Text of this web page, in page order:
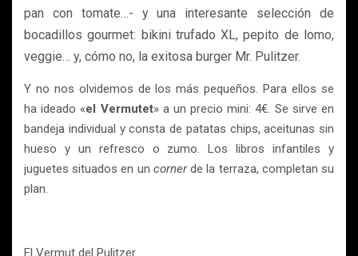
pan con tomate…- y una interesante selección de
bocadillos gourmet: bikini trufado XL, pepito de lomo,
veggie… y, cómo no, la exitosa burger Mr. Pulitzer.
Y no nos olvidemos de los más pequeños. Para ellos se
ha ideado «el Vermutet» a un precio mini: 4€. Se sirve en
bandeja individual y consta de patatas chips, aceitunas sin
hueso y un refresco o zumo. Los libros infantiles y
juguetes situados en un cornerde la terraza, completan su
plan.
El Vermut del Pulitzer